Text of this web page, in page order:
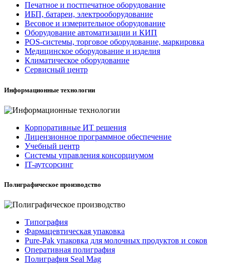
Печатное и постпечатное оборудование
ИБП, батареи, электрооборудование
Весовое и измерительное оборудование
Оборудование автоматизации и КИП
POS-системы, торговое оборудование, маркировка
Медицинское оборудование и изделия
Климатическое оборудование
Сервисный центр
Информационные технологии
Корпоративные ИТ решения
Лицензионное программное обеспечение
Учебный центр
Системы управления консорциумом
IT-аутсорсинг
Полиграфическое производство
Типография
Фармацевтическая упаковка
Pure-Pak упаковка для молочных продуктов и соков
Оперативная полиграфия
Полиграфия Seal Mag